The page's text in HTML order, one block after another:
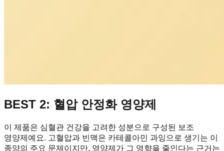
BEST 2: 혈압 안정화 영양제
이 제품은 심혈관 건강을 고려한 성분으로 구성된 보조
영양제예요. 고혈압과 빈맥은 카테콜아민 과잉으로 생기는 이
종양의 주요 문제이지만, 영양제가 그 영향을 줄인다는 근거는